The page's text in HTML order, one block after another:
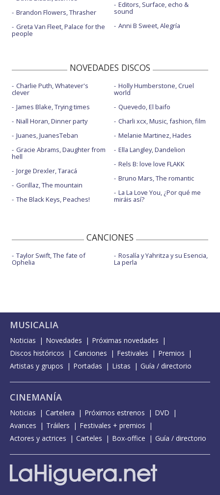
Brandon Flowers, Thrasher
Greta Van Fleet, Palace for the
people
Editors, Surface, echo &
sound
Anni B Sweet, Alegría
NOVEDADES DISCOS
Charlie Puth, Whatever's
clever
James Blake, Trying times
Niall Horan, Dinner party
Juanes, JuanesTeban
Gracie Abrams, Daughter from
hell
Jorge Drexler, Taracá
Gorillaz, The mountain
The Black Keys, Peaches!
Holly Humberstone, Cruel
world
Quevedo, El baifo
Charli xcx, Music, fashion, film
Melanie Martinez, Hades
Ella Langley, Dandelion
Rels B: love love FLAKK
Bruno Mars, The romantic
La La Love You, ¿Por qué me
miráis así?
CANCIONES
Taylor Swift, The fate of
Ophelia
Rosalía y Yahritza y su Esencia,
La perla
MUSICALIA
Noticias Novedades
Próximas novedades
Discos históricos
Canciones Festivales
Premios
Artistas y grupos
Portadas Listas Guía / directorio
CINEMANÍA
Noticias Cartelera Próximos estrenos
DVD
Avances
Tráilers
Festivales + premios
Actores y actrices
Carteles Box-office Guía / directorio